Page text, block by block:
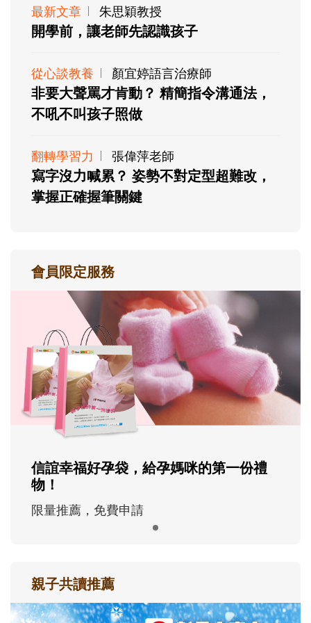
最新文章 朱思穎教授
開學前，讓老師先認識孩子
從心談教養 顏宜婷語言治療師
非要大聲罵才肯動？ 精簡指令溝通法，
不吼不叫孩子照做
翻轉學習力 張偉萍老師
寫字沒力喊累？ 姿勢不對定型超難改，
掌握正確握筆關鍵
會員限定服務
信誼幸福好孕袋，給孕媽咪的第一份禮
物！
限量推薦，免費申請
親子共讀推薦